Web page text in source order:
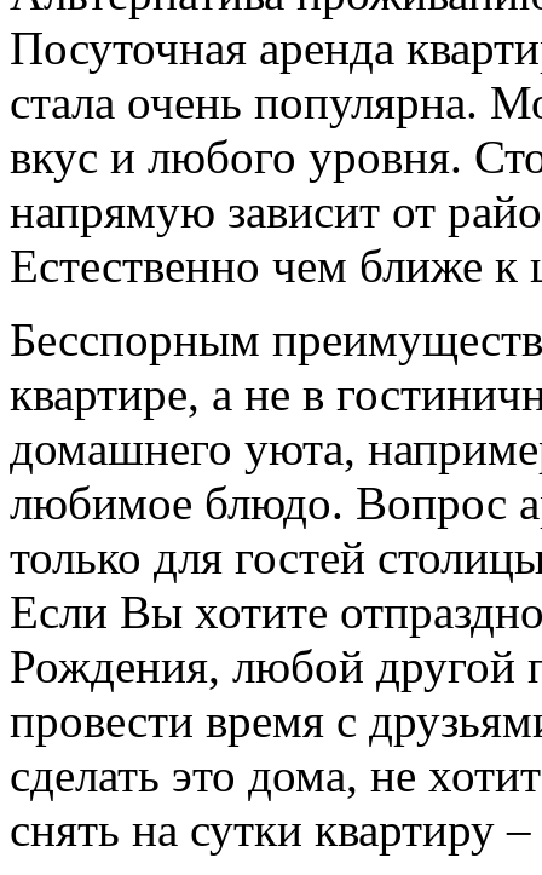
Посуточная аренда
стала очень популярна.
вкус и любого уровня.
напрямую зависит от
Естественно чем ближе к
Бесспорным
квартире, а не в
домашнего уюта,
любимое блюдо. Вопрос
только для гостей
Если Вы хотите
Рождения, любой другой
провести время с
сделать это дома, не
снять на сутки квартиру